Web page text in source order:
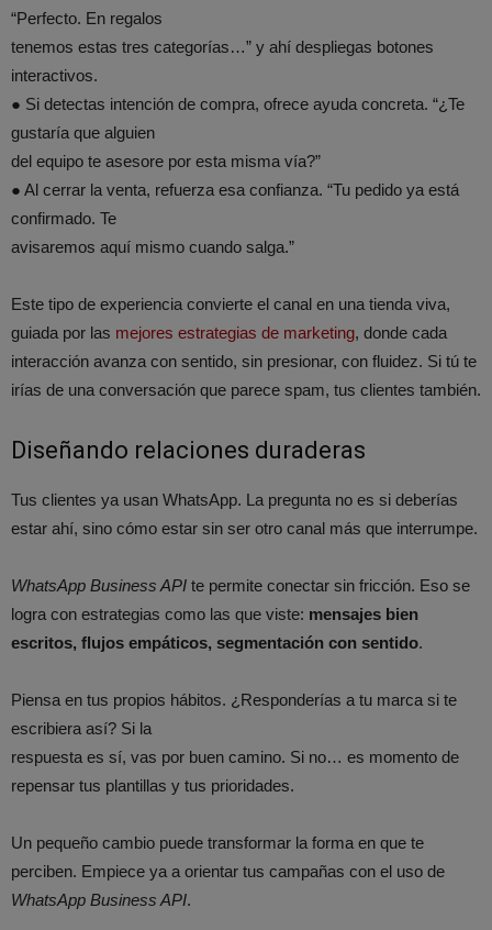
“Perfecto. En regalos
tenemos estas tres categorías…” y ahí despliegas botones
interactivos.
● Si detectas intención de compra, ofrece ayuda concreta. “¿Te
gustaría que alguien
del equipo te asesore por esta misma vía?”
● Al cerrar la venta, refuerza esa confianza. “Tu pedido ya está
confirmado. Te
avisaremos aquí mismo cuando salga.”
Este tipo de experiencia convierte el canal en una tienda viva,
guiada por las mejores estrategias de marketing, donde cada
interacción avanza con sentido, sin presionar, con fluidez. Si tú te
irías de una conversación que parece spam, tus clientes también.
Diseñando relaciones duraderas
Tus clientes ya usan WhatsApp. La pregunta no es si deberías
estar ahí, sino cómo estar sin ser otro canal más que interrumpe.
WhatsApp Business API te permite conectar sin fricción. Eso se
logra con estrategias como las que viste: mensajes bien
escritos, flujos empáticos, segmentación con sentido.
Piensa en tus propios hábitos. ¿Responderías a tu marca si te
escribiera así? Si la
respuesta es sí, vas por buen camino. Si no… es momento de
repensar tus plantillas y tus prioridades.
Un pequeño cambio puede transformar la forma en que te
perciben. Empiece ya a orientar tus campañas con el uso de
WhatsApp Business API.